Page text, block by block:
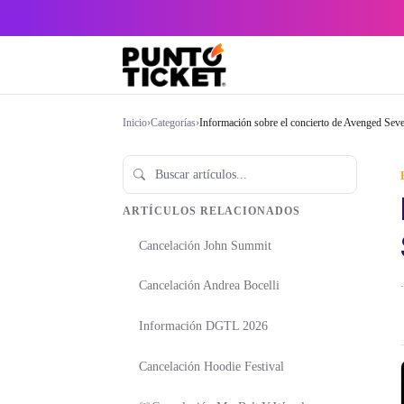
Inicio›Categorías›Información sobre el concierto de Avenged
ARTÍCULOS RELACIONADOS
Cancelación John Summit
Cancelación Andrea Bocelli
Información DGTL 2026
Cancelación Hoodie Festival
·